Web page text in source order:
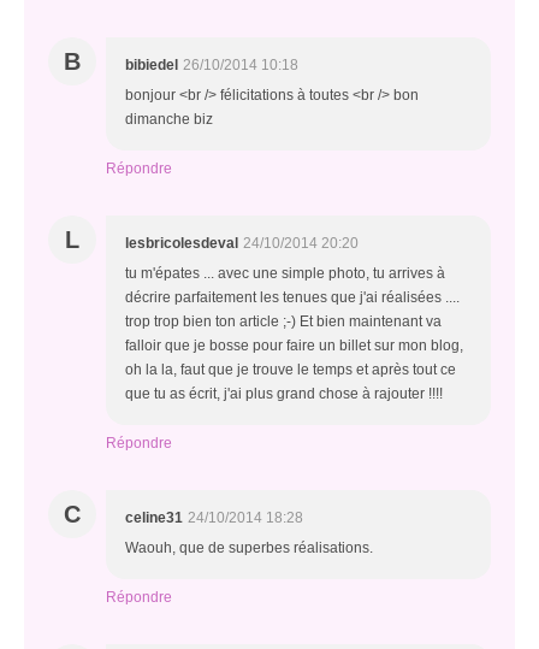
B bibiedel 26/10/2014 10:18
bonjour <br /> félicitations à toutes <br /> bon
dimanche biz
Répondre
L lesbricolesdeval 24/10/2014 20:20
tu m'épates ... avec une simple photo, tu arrives à
décrire parfaitement les tenues que j'ai réalisées ....
trop trop bien ton article ;-) Et bien maintenant va
falloir que je bosse pour faire un billet sur mon blog,
oh la la, faut que je trouve le temps et après tout ce
que tu as écrit, j'ai plus grand chose à rajouter !!!!
Répondre
C celine31 24/10/2014 18:28
Waouh, que de superbes réalisations.
Répondre